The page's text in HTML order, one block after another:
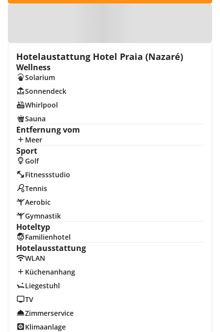
Hotelaustattung Hotel Praia (Nazaré)
Wellness
Solarium
Sonnendeck
Whirlpool
Sauna
Entfernung vom
Meer
Sport
Golf
Fitnessstudio
Tennis
Aerobic
Gymnastik
Hoteltyp
Familienhotel
Hotelausstattung
WLAN
Küchenanhang
Liegestuhl
TV
Zimmerservice
Klimaanlage